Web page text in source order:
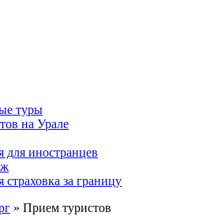
туры
на Урале
для иностранцев
за границу
» Прием туристов